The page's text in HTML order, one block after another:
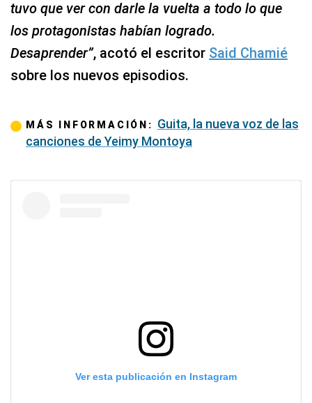
tuvo que ver con darle la vuelta a todo lo que
los protagonistas habían logrado.
Desaprender”, acotó el escritor Said Chamié
sobre los nuevos episodios.
MÁS INFORMACIÓN: Guita, la nueva voz de las
canciones de Yeimy Montoya
Ver esta publicación en Instagram